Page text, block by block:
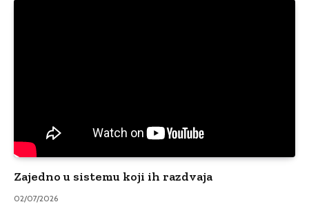
Zajedno u sistemu koji ih razdvaja
02/07/2026